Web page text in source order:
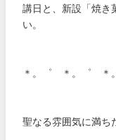
講日と、新設「焼き
い。
＊。゜ ＊。゜ ＊
聖なる雰囲気に満ち